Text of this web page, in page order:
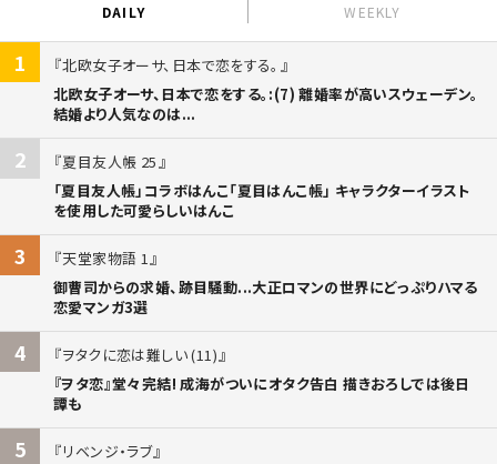
DAILY WEEKLY
1
北欧女子オーサ、日本で恋をする。
北欧女子オーサ、日本で恋をする。:(7) 離婚率が高いスウェーデン。
結婚より人気なのは...
2
夏目友人帳 25
「夏目友人帳」コラボはんこ「夏目はんこ帳」 キャラクターイラスト
を使用した可愛らしいはんこ
3
天堂家物語 1
御曹司からの求婚、跡目騒動...大正ロマンの世界にどっぷりハマる
恋愛マンガ3選
4
ヲタクに恋は難しい (11)
『ヲタ恋』堂々完結! 成海がついにオタク告白 描きおろしでは後日
譚も
5
リベンジ・ラブ